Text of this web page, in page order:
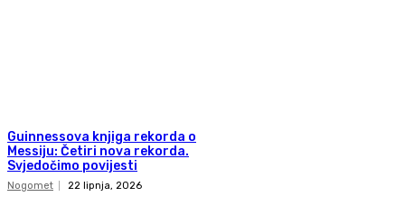
Guinnessova knjiga rekorda o
Messiju: Četiri nova rekorda.
Svjedočimo povijesti
Nogomet 22 lipnja, 2026